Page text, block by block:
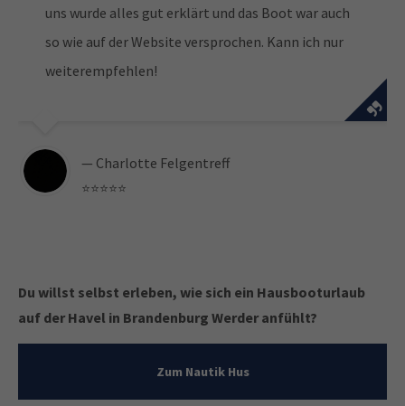
uns wurde alles gut erklärt und das Boot war auch
so wie auf der Website versprochen. Kann ich nur
weiterempfehlen!
— Charlotte Felgentreff
⭐️⭐️⭐️⭐️⭐️
Du willst selbst erleben, wie sich ein Hausbooturlaub
auf der Havel in Brandenburg Werder anfühlt?
Zum Nautik Hus